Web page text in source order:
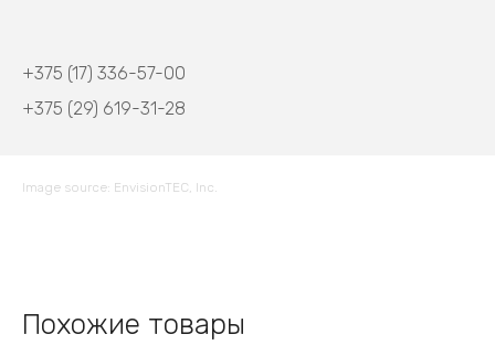
+375 (17) 336-57-00
+375 (29) 619-31-28
Image source: EnvisionTEC, Inc.
Похожие товары